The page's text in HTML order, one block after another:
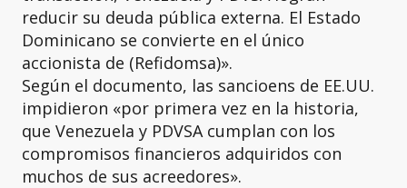
reducir su deuda pública externa. El Estado
Dominicano se convierte en el único
accionista de (Refidomsa)».
Según el documento, las sancioens de EE.UU.
impidieron «por primera vez en la historia,
que Venezuela y PDVSA cumplan con los
compromisos financieros adquiridos con
muchos de sus acreedores».